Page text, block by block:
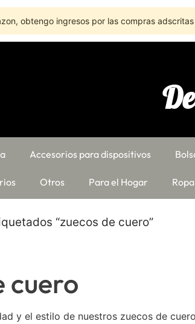
obtengo ingresos por las compras
Accesorios para dispositivos
Otros Para el Hogar
“zuecos de cuero”
cuero
y el estilo de nuestros zuecos de